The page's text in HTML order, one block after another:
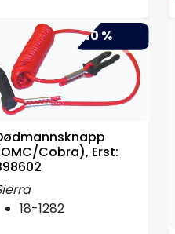
-40 %
Cobra), Erst:
18-1282